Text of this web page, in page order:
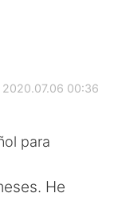
2020.07.06 00:36
para
He